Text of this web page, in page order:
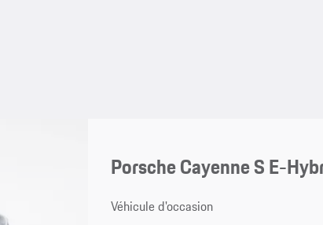
Porsche Cayenne S E-
Véhicule d'occasion